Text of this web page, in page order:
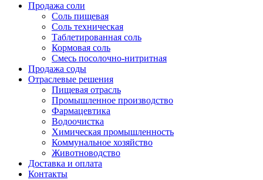
Продажа соли
Соль пищевая
Соль техническая
Таблетированная соль
Кормовая соль
Смесь посолочно-нитритная
Продажа соды
Отраслевые решения
Пищевая отрасль
Промышленное производство
Фармацевтика
Водоочистка
Химическая промышленность
Коммунальное хозяйство
Животноводство
Доставка и оплата
Контакты